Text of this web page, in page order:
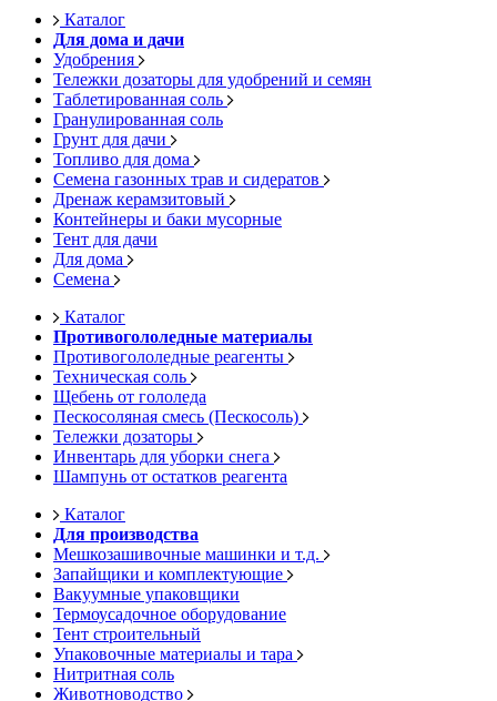
Каталог
Для дома и дачи
Удобрения
Тележки дозаторы для удобрений и семян
Таблетированная соль
Гранулированная соль
Грунт для дачи
Топливо для дома
Семена газонных трав и сидератов
Дренаж керамзитовый
Контейнеры и баки мусорные
Тент для дачи
Для дома
Семена
Каталог
Противогололедные материалы
Противогололедные реагенты
Техническая соль
Щебень от гололеда
Пескосоляная смесь (Пескосоль)
Тележки дозаторы
Инвентарь для уборки снега
Шампунь от остатков реагента
Каталог
Для производства
Мешкозашивочные машинки и т.д.
Запайщики и комплектующие
Вакуумные упаковщики
Термоусадочное оборудование
Тент строительный
Упаковочные материалы и тара
Нитритная соль
Животноводство